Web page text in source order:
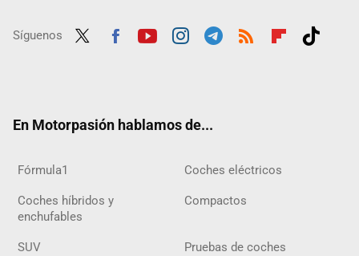
Síguenos
En Motorpasión hablamos de...
Fórmula1 Coches eléctricos
Coches híbridos y
enchufables
Compactos
SUV Pruebas de coches